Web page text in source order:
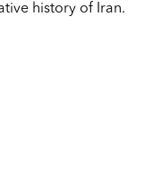
history of Iran.